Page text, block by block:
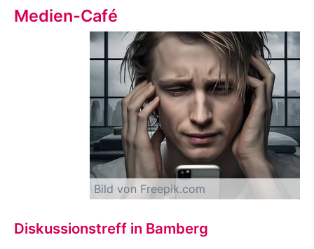
Medien-Café
Bild von Freepik.com
Diskussionstreff in Bamberg